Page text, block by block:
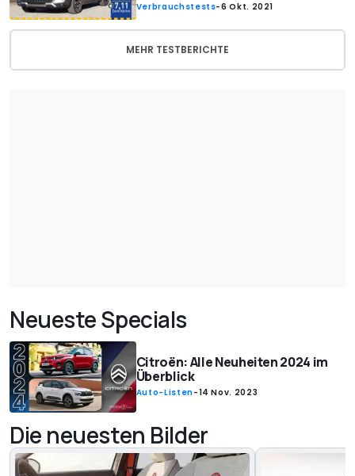
Verbrauchstests-6 Okt. 2021
MEHR TESTBERICHTE
Neueste Specials
Citroën: Alle Neuheiten 2024 im
Überblick
Auto-Listen-14 Nov. 2023
Die neuesten Bilder